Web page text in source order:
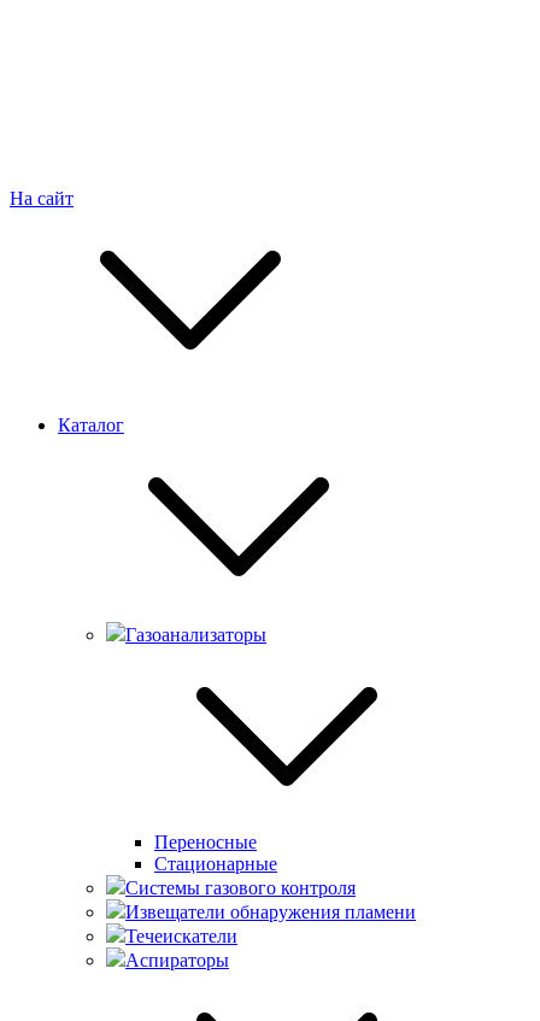
На сайт
Каталог
Газоанализаторы
Переносные
Стационарные
Системы газового контроля
Извещатели обнаружения пламени
Течеискатели
Аспираторы